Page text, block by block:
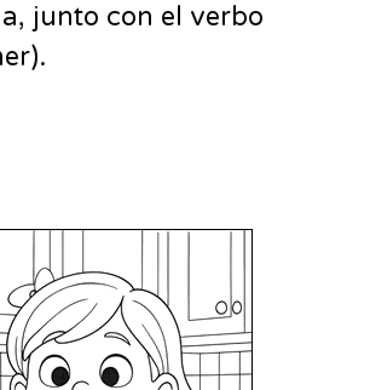
junto con el verbo